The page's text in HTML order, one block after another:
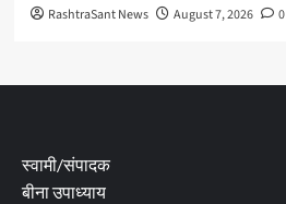
RashtraSant News August 7, 2026 0
स्वामी/संपादक
बीना उपाध्याय